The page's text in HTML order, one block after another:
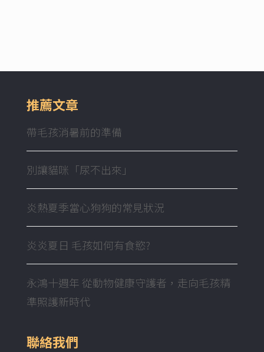
推薦文章
帶毛孩消暑前的準備
別讓貓咪「尿不出來」
炎熱夏季當心狗狗的常見狀況
炎炎夏日 毛孩如何有食慾?
永鴻十週年 從動物健康守護者，走向毛孩精
準照護新時代
聯絡我們